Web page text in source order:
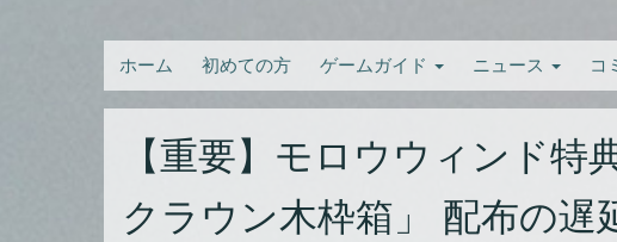
ホーム 初めての方 ゲームガイド ニュース コ
【重要】モロウウィンド特
クラウン木枠箱」 配布の遅